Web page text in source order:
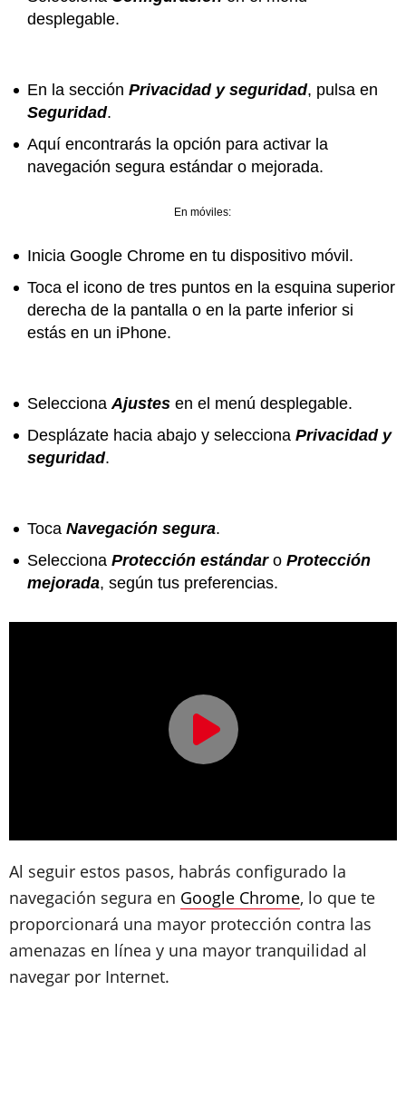
desplegable.
En la sección Privacidad y seguridad, pulsa en
Seguridad.
Aquí encontrarás la opción para activar la
navegación segura estándar o mejorada.
En móviles:
Inicia Google Chrome en tu dispositivo móvil.
Toca el icono de tres puntos en la esquina superior
derecha de la pantalla o en la parte inferior si
estás en un iPhone.
SeleccionaAjustes en el menú desplegable.
Desplázate hacia abajo y selecciona Privacidad y
seguridad.
Toca Navegación segura.
Selecciona Protección estándaro Protección
mejorada, según tus preferencias.
Al seguir estos pasos, habrás configurado la
navegación segura en Google Chrome, lo que te
proporcionará una mayor protección contra las
amenazas en línea y una mayor tranquilidad al
navegar por Internet.